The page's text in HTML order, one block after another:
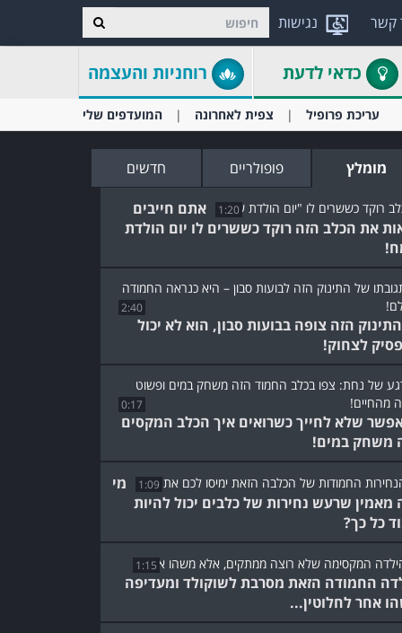
נגישות קשר
כדאי לדעת רוחניות והעצמה
עריכת פרופיל צפית לאחרונה המועדפים שלי
מומלץ פופולריים חדשים
1:20
אתם חייבים
את הכלב הזה רוקד כששרים לו יום הולדת
2:40
הזה צופה בבועות סבון, הוא לא יכול
לצחוק!
0:17
שלא לחייך כשרואים איך הכלב המקסים
משחק במים!
1:09
מי
מאמין שרעש נחירות של כלבים יכול להיות
כל כך?
1:15
החמודה הזאת מסרבת לשוקולד ומעדיפה
אחר לחלוטין...